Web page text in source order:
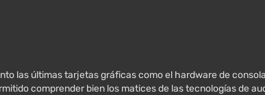
las últimas tarjetas gráficas como el hardware de
comprender bien los matices de las tecnologías de